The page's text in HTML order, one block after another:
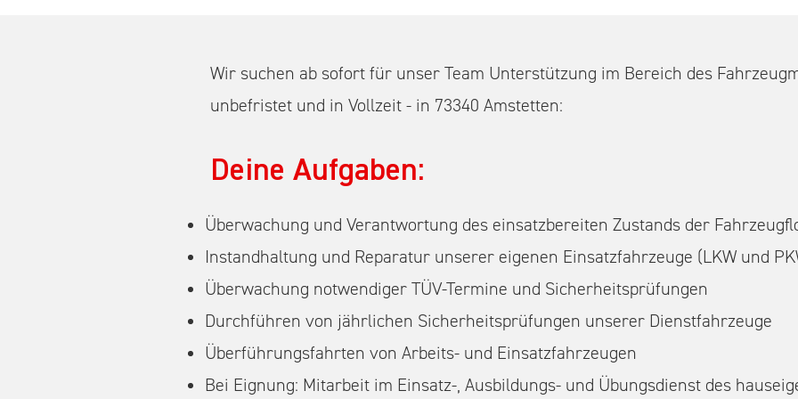
Wir suchen ab sofort für unser Team Unterstützung im Bereich des
unbefristet und in Vollzeit - in 73340 Amstetten:
Deine Aufgaben:
Überwachung und Verantwortung des einsatzbereiten Zustands der
Instandhaltung und Reparatur unserer eigenen Einsatzfahrzeuge (LKW und
Überwachung notwendiger TÜV-Termine und Sicherheitsprüfungen
Durchführen von jährlichen Sicherheitsprüfungen unserer Dienstfahrzeuge
Überführungsfahrten von Arbeits- und Einsatzfahrzeugen
Bei Eignung: Mitarbeit im Einsatz-, Ausbildungs- und Übungsdienst des